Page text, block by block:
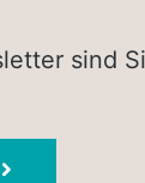
sind